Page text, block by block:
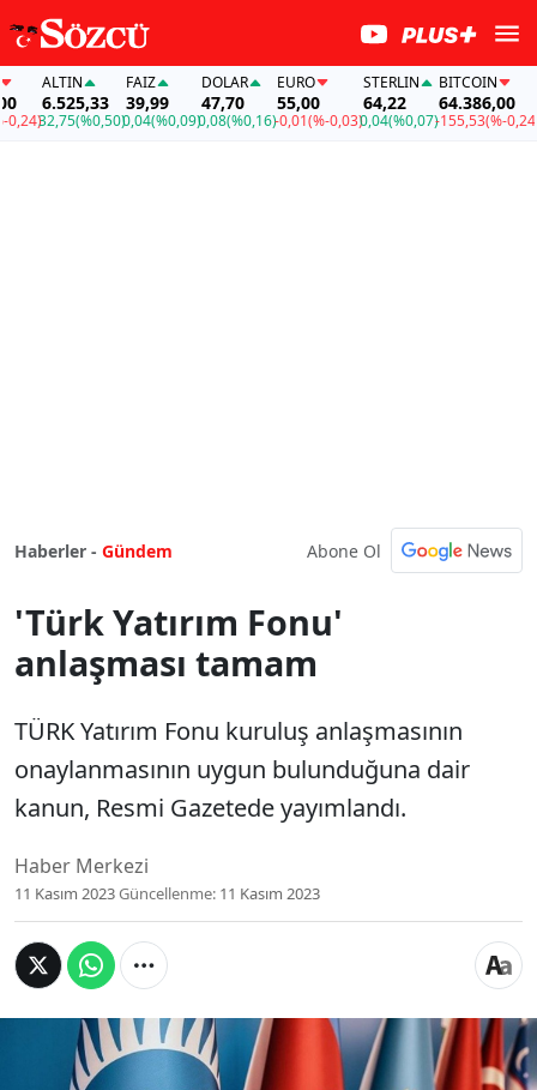
ALTIN
6.525,33
32,75(%0,50)
FAİZ
39,99
0,04(%0,09)
DOLAR
47,70
0,08(%0,16)
EURO
55,00
-0,01(%-0,03)
STERLIN
64,22
0,04(%0,07)
BITCOIN
64.386,00
-155,53(%-0,24)
Haberler - Gündem Abone Ol
'Türk Yatırım Fonu'
anlaşması tamam
TÜRK Yatırım Fonu kuruluş anlaşmasının
onaylanmasının uygun bulunduğuna dair
kanun, Resmi Gazetede yayımlandı.
Haber Merkezi
11 Kasım 2023Güncellenme: 11 Kasım 2023